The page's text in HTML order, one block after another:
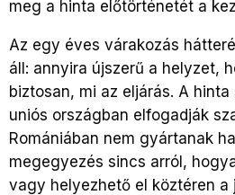
meg a hinta előtörténetét a
Az egy éves várakozás
áll: annyira újszerű a helyzet,
biztosan, mi az eljárás. A
uniós országban elfogadják
Romániában nem gyártanak
megegyezés sincs arról,
vagy helyezhető el köztéren a